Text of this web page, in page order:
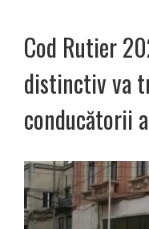
Cod Rutier
distinctiv va
conducătorii